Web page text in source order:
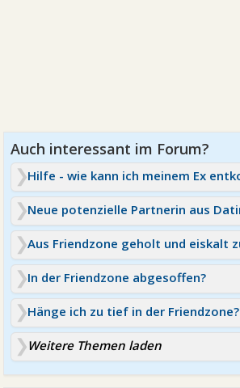
In der Friendzone abgesoffen?
Hänge ich zu tief in der Friendzone?
Weitere Themen laden